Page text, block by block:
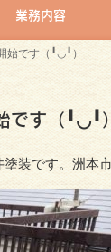
業務内容
始です（╹◡╹）
です（╹◡╹）
装です。洲本